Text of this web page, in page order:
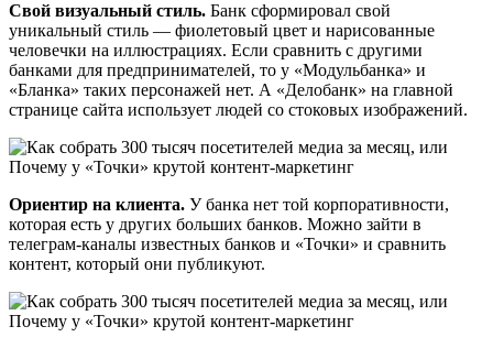
Свой визуальный стиль. Банк сформировал свой
уникальный стиль — фиолетовый цвет и нарисованные
человечки на иллюстрациях. Если сравнить с другими
банками для предпринимателей, то у «Модульбанка» и
«Бланка» таких персонажей нет. А «Делобанк» на главной
странице сайта использует людей со стоковых изображений.
Ориентир на клиента. У банка нет той корпоративности,
которая есть у других больших банков. Можно зайти в
телеграм-каналы известных банков и «Точки» и сравнить
контент, который они публикуют.